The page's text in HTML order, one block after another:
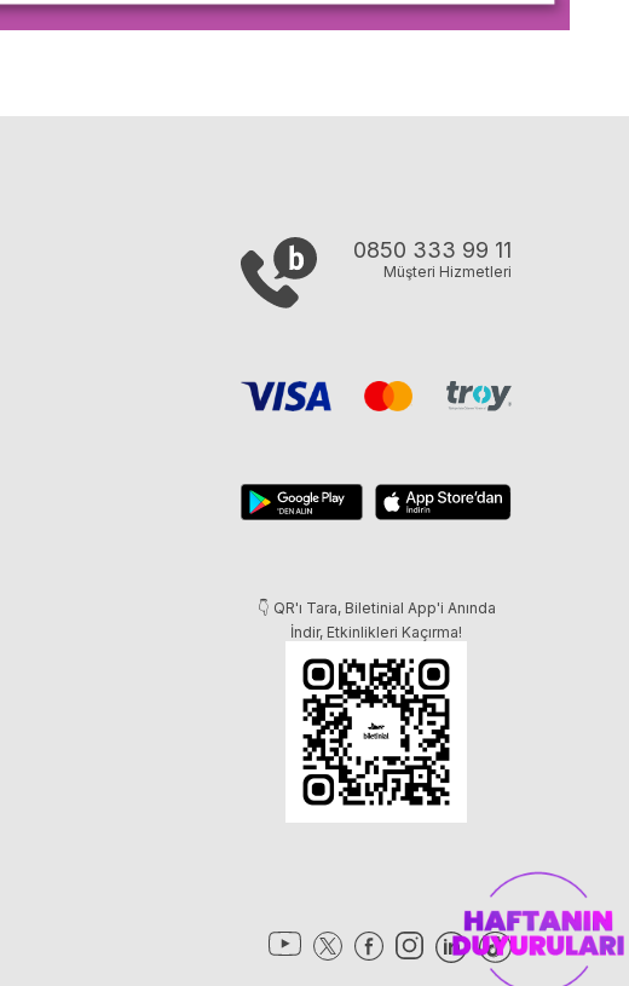
0850 333 99 11
Müşteri Hizmetleri
👇 QR'ı Tara, Biletinial App'i Anında
İndir, Etkinlikleri Kaçırma!